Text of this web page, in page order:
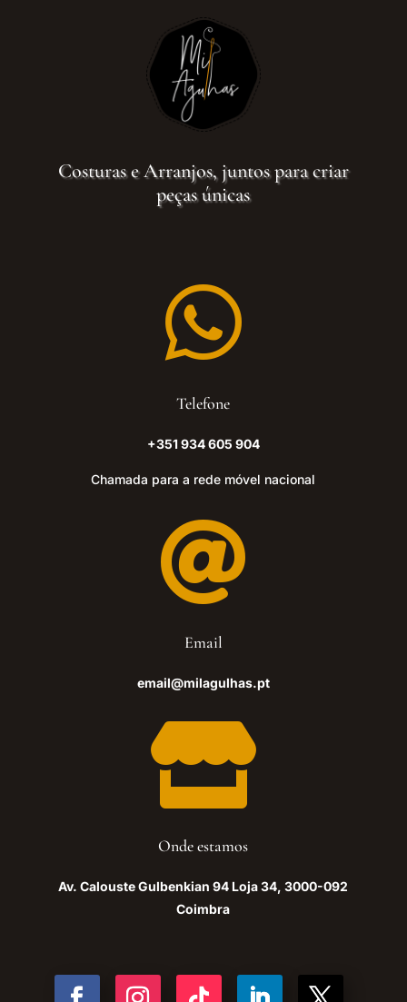
Costuras e Arranjos, juntos para criar
peças únicas

Telefone
+351 934 605 904
Chamada para a rede móvel nacional

Email
email@milagulhas.pt

Onde estamos
Av. Calouste Gulbenkian 94 Loja 34, 3000-092
Coimbra